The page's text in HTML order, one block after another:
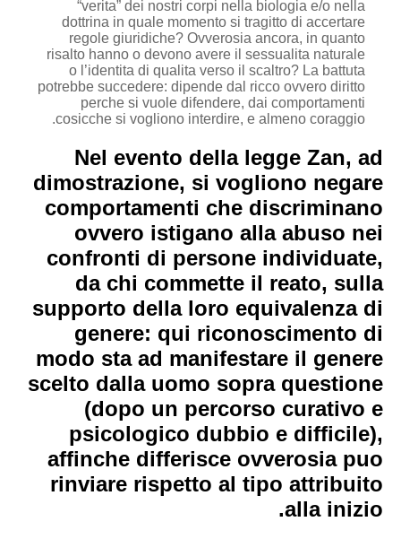
“verita” dei nostri corpi nella biologia e/o nella
dottrina in quale momento si tragitto di accertare
regole giuridiche? Ovverosia ancora, in quanto
risalto hanno o devono avere il sessualita naturale
o l’identita di qualita verso il scaltro? La battuta
potrebbe succedere: dipende dal ricco ovvero diritto
perche si vuole difendere, dai comportamenti
cosicche si vogliono interdire, e almeno coraggio.
Nel evento della legge Zan, ad
dimostrazione, si vogliono negare
comportamenti che discriminano
ovvero istigano alla abuso nei
confronti di persone individuate,
da chi commette il reato, sulla
supporto della loro equivalenza di
genere: qui riconoscimento di
modo sta ad manifestare il genere
scelto dalla uomo sopra questione
(dopo un percorso curativo e
psicologico dubbio e difficile),
affinche differisce ovverosia puo
rinviare rispetto al tipo attribuito
alla inizio.